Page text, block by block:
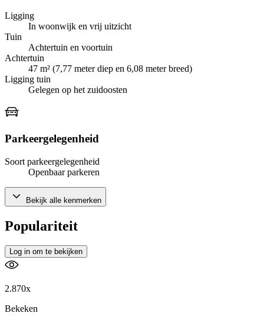
Ligging
In woonwijk en vrij uitzicht
Tuin
Achtertuin en voortuin
Achtertuin
47 m² (7,77 meter diep en 6,08 meter breed)
Ligging tuin
Gelegen op het zuidoosten
Parkeergelegenheid
Soort parkeergelegenheid
Openbaar parkeren
Bekijk alle kenmerken
Populariteit
Log in om te bekijken
2.870x
Bekeken